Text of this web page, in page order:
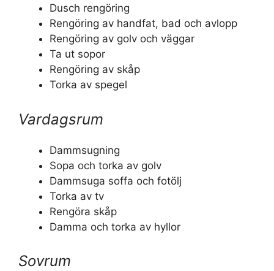
Dusch rengöring
Rengöring av handfat, bad och avlopp
Rengöring av golv och väggar
Ta ut sopor
Rengöring av skåp
Torka av spegel
Vardagsrum
Dammsugning
Sopa och torka av golv
Dammsuga soffa och fotölj
Torka av tv
Rengöra skåp
Damma och torka av hyllor
Sovrum